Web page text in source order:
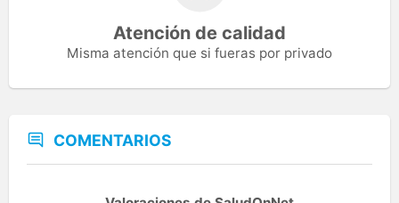
Atención de calidad
Misma atención que si fueras por privado
COMENTARIOS